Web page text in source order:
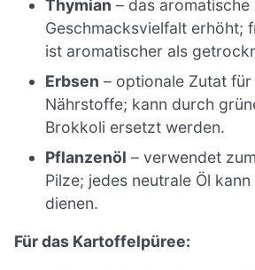
Thymian – das
Geschmacksvielfalt erhöht;
ist aromatischer als
Erbsen – optionale Zutat
Nährstoffe; kann durch
Brokkoli ersetzt werden.
Pflanzenöl – verwendet
Pilze; jedes neutrale Öl
dienen.
Für das Kartoffelpüree: